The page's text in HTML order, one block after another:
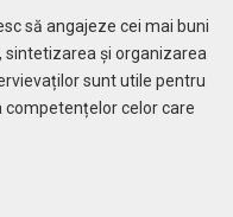
să angajeze cei mai buni
sintetizarea și organizarea
sunt utile pentru
celor care